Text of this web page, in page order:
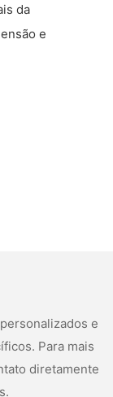
da
e
e
Para mais
diretamente